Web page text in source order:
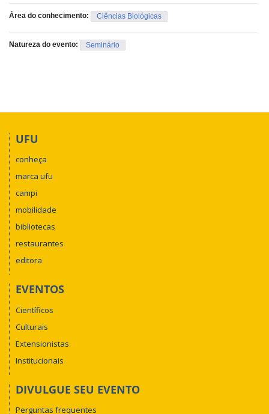
Área do conhecimento: Ciências Biológicas
Natureza do evento: Seminário
UFU
conheça
marca ufu
campi
mobilidade
bibliotecas
restaurantes
editora
EVENTOS
Científicos
Culturais
Extensionistas
Institucionais
DIVULGUE SEU EVENTO
Perguntas frequentes